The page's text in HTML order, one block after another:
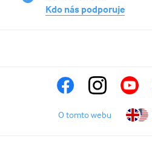
Kdo nás podporuje
O tomto webu